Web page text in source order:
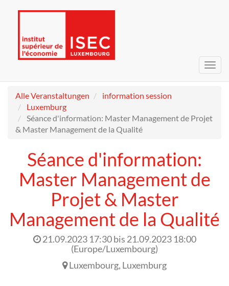
Alle Veranstaltungen
information session
Luxemburg
Séance d'information: Master Management de Projet
& Master Management de la Qualité
Séance d'information:
Master Management de
Projet & Master
Management de la Qualité
21.09.2023 17:30bis 21.09.2023 18:00
(Europe/Luxembourg)
Luxembourg, Luxemburg